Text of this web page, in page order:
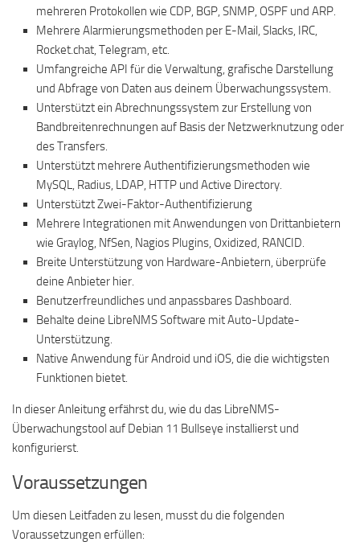
mehreren Protokollen wie CDP, BGP, SNMP, OSPF und ARP.
Mehrere Alarmierungsmethoden per E-Mail, Slacks, IRC,
Rocket.chat, Telegram, etc.
Umfangreiche API für die Verwaltung, grafische Darstellung
und Abfrage von Daten aus deinem Überwachungssystem.
Unterstützt ein Abrechnungssystem zur Erstellung von
Bandbreitenrechnungen auf Basis der Netzwerknutzung oder
des Transfers.
Unterstützt mehrere Authentifizierungsmethoden wie
MySQL, Radius, LDAP, HTTP und Active Directory.
Unterstützt Zwei-Faktor-Authentifizierung
Mehrere Integrationen mit Anwendungen von Drittanbietern
wie Graylog, NfSen, Nagios Plugins, Oxidized, RANCID.
Breite Unterstützung von Hardware-Anbietern, überprüfe
deine Anbieter hier.
Benutzerfreundliches und anpassbares Dashboard.
Behalte deine LibreNMS Software mit Auto-Update-
Unterstützung.
Native Anwendung für Android und iOS, die die wichtigsten
Funktionen bietet.
In dieser Anleitung erfährst du, wie du das LibreNMS-
Überwachungstool auf Debian 11 Bullseye installierst und
konfigurierst.
Voraussetzungen
Um diesen Leitfaden zu lesen, musst du die folgenden
Voraussetzungen erfüllen: